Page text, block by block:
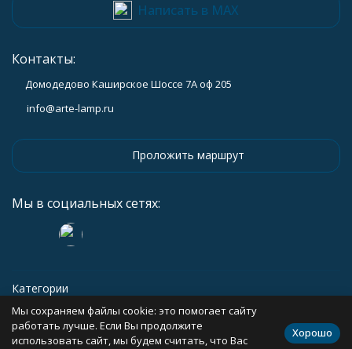
Написать в MAX
Контакты:
Домодедово Каширское Шоссе 7А оф 205
info@arte-lamp.ru
Проложить маршрут
Мы в социальных сетях:
Категории
Информация
Мы сохраняем файлы cookie: это помогает сайту
работать лучше. Если Вы продолжите
использовать сайт, мы будем считать, что Вас
Хорошо